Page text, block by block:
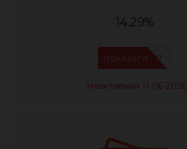
14.29%
LR07
ПОКАЗАТИ
Неактивний 11-06-2026